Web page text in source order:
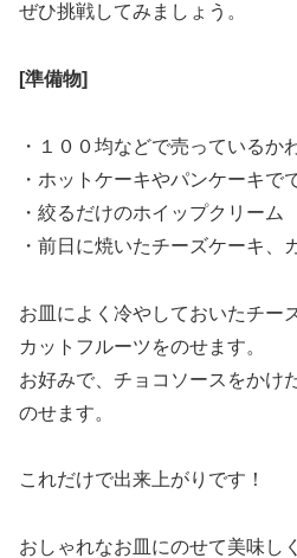
ぜひ挑戦してみましょう。
[準備物]
・１００均などで売っているか
・ホットケーキやパンケーキで
・絞るだけのホイップクリーム
・前日に焼いたチーズケーキ、
お皿によく冷やしておいたチー
カットフルーツをのせます。
お好みで、チョコソースをかけ
のせます。
これだけで出来上がりです！
おしゃれなお皿にのせて美味し